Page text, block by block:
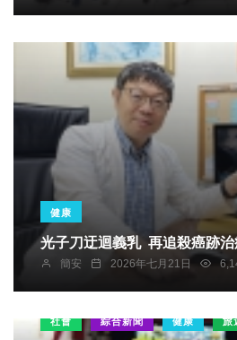
健康
光子刀迂迴義乳 再追殺癌跡治
簡安 2026年七月21日
社會 綜合新聞 健康 旅